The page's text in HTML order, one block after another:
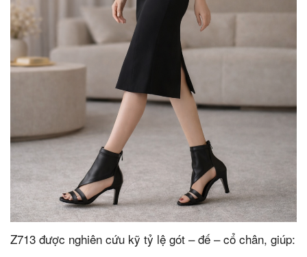
Z713 được nghiên cứu kỹ tỷ lệ gót – đế – cổ chân, giúp: